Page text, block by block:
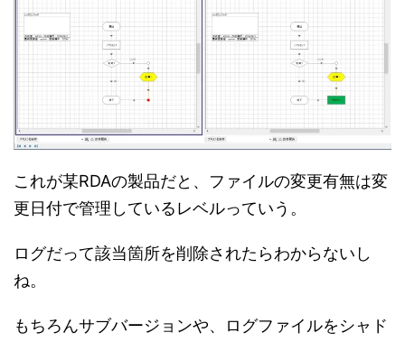
これが某RDAの製品だと、ファイルの変更有無は変
更日付で管理しているレベルっていう。
ログだって該当箇所を削除されたらわからないし
ね。
もちろんサブバージョンや、ログファイルをシャド